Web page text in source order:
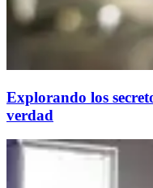
Explorando los
verdad